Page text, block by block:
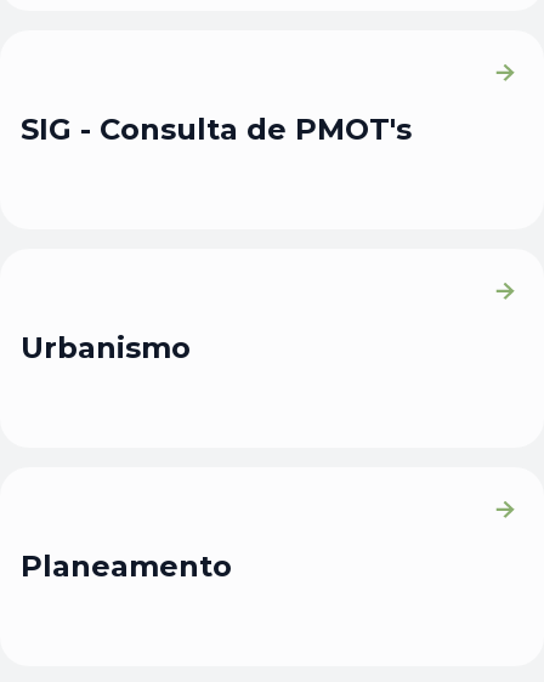
SIG - Consulta de PMOT's
Urbanismo
Planeamento